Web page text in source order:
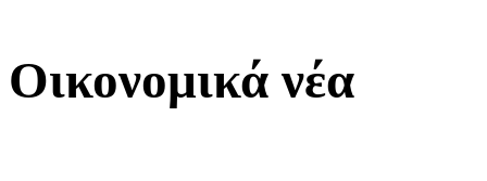
Οικονομικά νέα